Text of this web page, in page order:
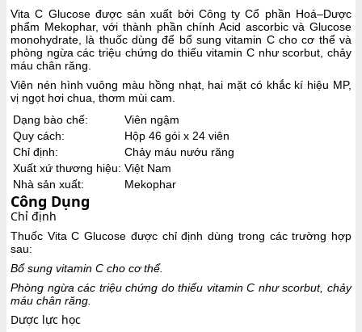
Vita C Glucose được sản xuất bởi Công ty Cổ phần Hoá–Dược
phẩm Mekophar, với thành phần chính Acid ascorbic và Glucose
monohydrate, là thuốc dùng để bổ sung vitamin C cho cơ thể và
phòng ngừa các triệu chứng do thiếu vitamin C như scorbut, chảy
máu chân răng.
Viên nén hình vuông màu hồng nhạt, hai mặt có khắc kí hiệu MP,
vị ngọt hơi chua, thơm mùi cam.
Dạng bào chế:
Viên ngậm
Quy cách:
Hộp 46 gói x 24 viên
Chỉ định:
Chảy máu nướu răng
Xuất xứ thương hiệu: Việt Nam
Nhà sản xuất:
Mekophar
Công Dụng
Chỉ định
Thuốc Vita C Glucose được chỉ định dùng trong các trường hợp
sau:
Bổ sung vitamin C cho cơ thể.
Phòng ngừa các triệu chứng do thiếu vitamin C như scorbut, chảy
máu chân răng.
Dược lực học